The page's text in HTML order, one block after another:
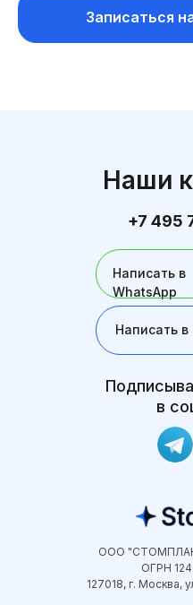
Записаться
ООО
ОГРН
127018, г. Москва,
Написать в
WhatsApp
+7 495
Наши
в
Написать в